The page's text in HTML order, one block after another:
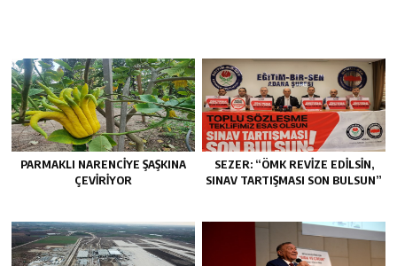
PARMAKLI NARENCİYE ŞAŞKINA
ÇEVİRİYOR
SEZER: “ÖMK REVİZE EDİLSİN,
SINAV TARTIŞMASI SON BULSUN”